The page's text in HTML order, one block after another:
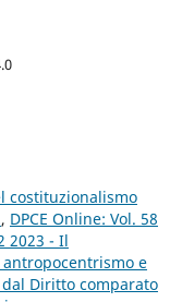
costituzionalismo
, DPCE Online: Vol. 58
2023 - Il
e
Diritto comparato